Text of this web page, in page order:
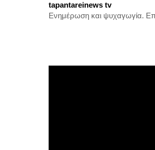
tapantareinews tv
Ενημέρωση και ψυχαγωγία.